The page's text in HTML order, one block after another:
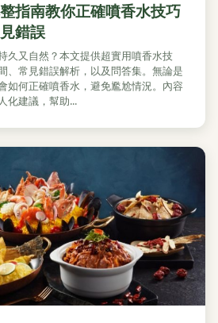
指南教你正確噴香水技巧
錯誤
久又自然？本文提供超實用噴香水技
、常見錯誤解析，以及問答集。無論是
如何正確噴香水，避免尷尬情況。內容
化建議，幫助...